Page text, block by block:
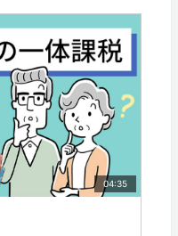
04:35